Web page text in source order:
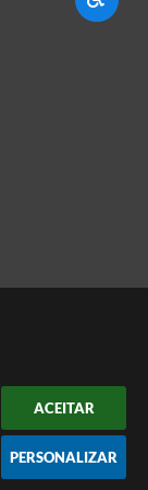
ACEITAR
PERSONALIZAR